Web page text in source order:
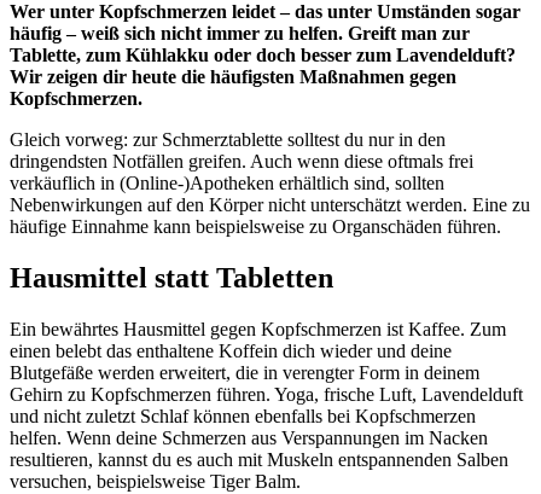
Wer unter Kopfschmerzen leidet – das unter Umständen sogar
häufig – weiß sich nicht immer zu helfen. Greift man zur
Tablette, zum Kühlakku oder doch besser zum Lavendelduft?
Wir zeigen dir heute die häufigsten Maßnahmen gegen
Kopfschmerzen.
Gleich vorweg: zur Schmerztablette solltest du nur in den
dringendsten Notfällen greifen. Auch wenn diese oftmals frei
verkäuflich in (Online-)Apotheken erhältlich sind, sollten
Nebenwirkungen auf den Körper nicht unterschätzt werden. Eine zu
häufige Einnahme kann beispielsweise zu Organschäden führen.
Hausmittel statt Tabletten
Ein bewährtes Hausmittel gegen Kopfschmerzen ist Kaffee. Zum
einen belebt das enthaltene Koffein dich wieder und deine
Blutgefäße werden erweitert, die in verengter Form in deinem
Gehirn zu Kopfschmerzen führen. Yoga, frische Luft, Lavendelduft
und nicht zuletzt Schlaf können ebenfalls bei Kopfschmerzen
helfen. Wenn deine Schmerzen aus Verspannungen im Nacken
resultieren, kannst du es auch mit Muskeln entspannenden Salben
versuchen, beispielsweise Tiger Balm.